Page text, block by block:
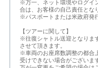
※万一、ネット環境やログイ
合は、お客様の自己責任とな
※パスポートまたは米政府発
【ツアーに関して】
※往復シャトル送迎となりま
させて頂きます。
※車両のお座席数調整の都合
受けできない場合がございま